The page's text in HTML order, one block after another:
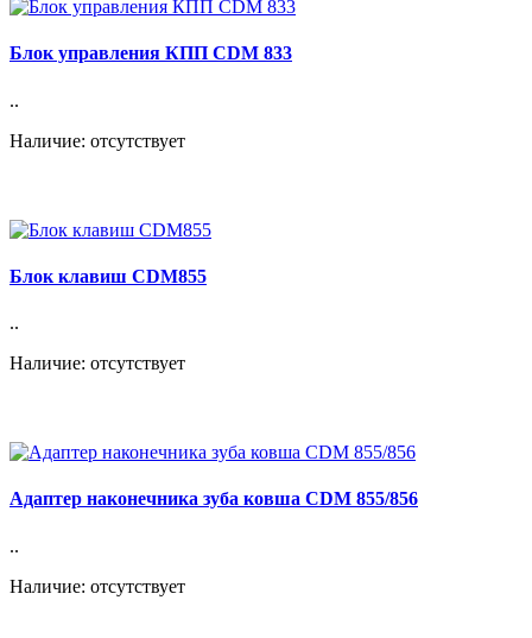
Блок управления КПП CDM 833
..
Наличие: отсутствует
Блок клавиш CDM855
..
Наличие: отсутствует
Адаптер наконечника зуба ковша CDM 855/856
..
Наличие: отсутствует